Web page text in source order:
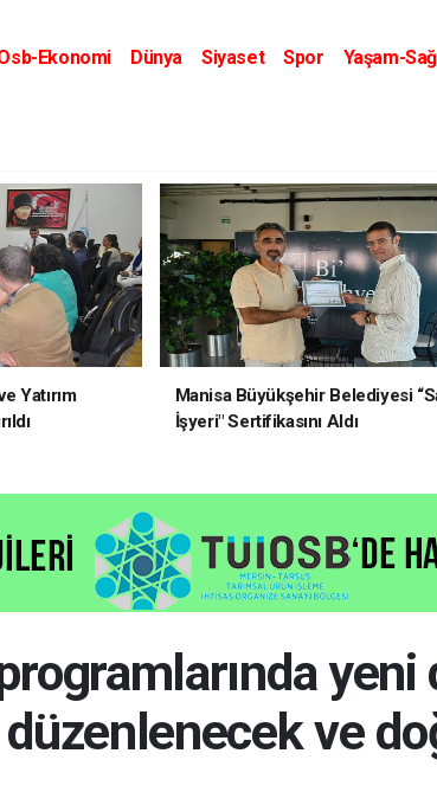
Ekonomi Dünya Siyaset Spor Yaşam-
Yatırım
Manisa Büyükşehir Belediyesi
İşyeri" Sertifikasını Aldı
yeni
ve